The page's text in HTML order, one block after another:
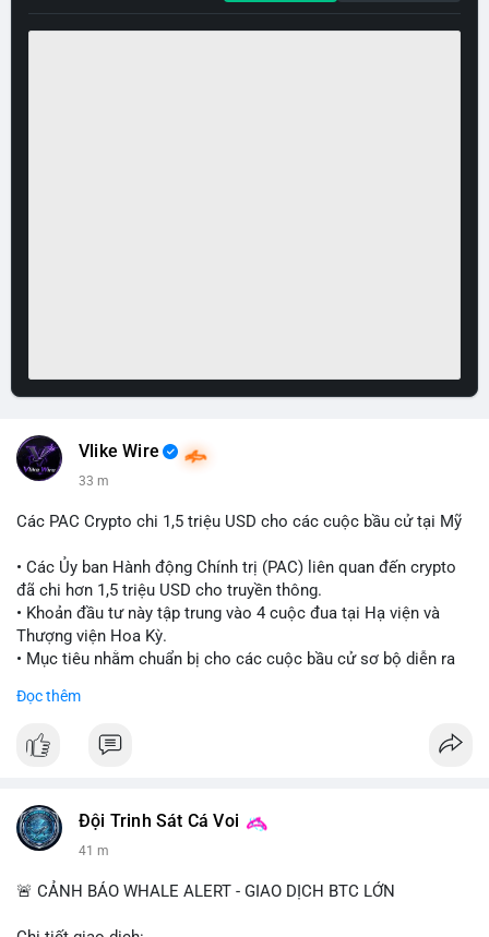
Vlike Wire
33 m
Các PAC Crypto chi 1,5 triệu USD cho các cuộc bầu cử tại Mỹ
• Các Ủy ban Hành động Chính trị (PAC) liên quan đến crypto
đã chi hơn 1,5 triệu USD cho truyền thông.
• Khoản đầu tư này tập trung vào 4 cuộc đua tại Hạ viện và
Thượng viện Hoa Kỳ.
• Mục tiêu nhằm chuẩn bị cho các cuộc bầu cử sơ bộ diễn ra
#vlikevn #titanbot
Đọc thêm
Đội Trinh Sát Cá Voi
41 m
🚨 CẢNH BÁO WHALE ALERT - GIAO DỊCH BTC LỚN